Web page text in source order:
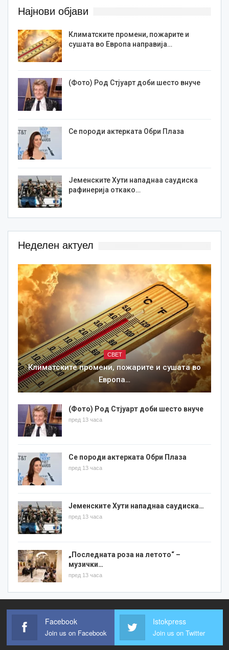
Најнови објави
Климатските промени, пожарите и
сушата во Европа направија…
(Фото) Род Стјуарт доби шесто внуче
Се породи актерката Обри Плаза
Јеменските Хути нападнаа саудиска
рафинерија откако…
Неделен актуел
СВЕТ
Климатските промени, пожарите и сушата во
Европа…
(Фото) Род Стјуарт доби шесто внуче
пред 13 часа
Се породи актерката Обри Плаза
пред 13 часа
Јеменските Хути нападнаа саудиска…
пред 13 часа
„Последната роза на летото“ –
музички…
пред 13 часа
Facebook
Join us on Facebook
Istokpress
Join us on Twitter